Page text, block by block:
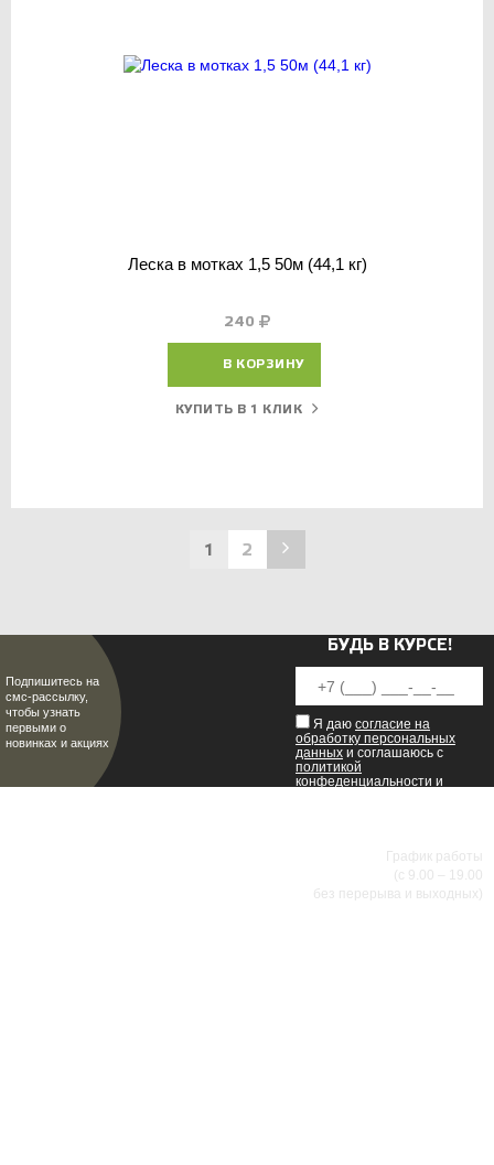
Леска в мотках 1,5 50м (44,1 кг)
240
В КОРЗИНУ
КУПИТЬ В 1 КЛИК
1 2
Подпишитесь на
смс-рассылку,
чтобы узнать
первыми о
новинках и акциях
БУДЬ В КУРСЕ!
Я даю согласие на
обработку персональных
данных и соглашаюсь с
политикой
конфеденциальности и
График работы
(с 9.00 – 19.00
без перерыва и выходных)